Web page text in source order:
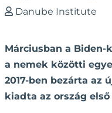
Danube Institute
Márciusban a Biden-
a nemek közötti
2017-ben bezárta az
kiadta az ország